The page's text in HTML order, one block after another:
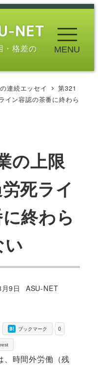
・格差の MENU
連続エッセイ
第321
ン容認の茶番に終わら
の上限
死ライ
終わら
い
9日
著
ASU-NET
0
ブックマーク
、時間外労働（残